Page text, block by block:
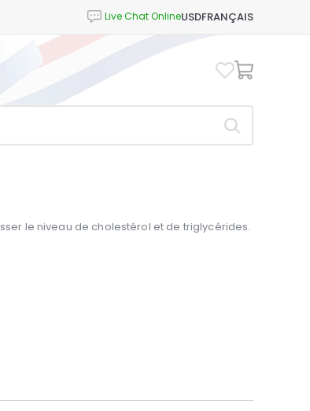
USDFRANÇAIS
le niveau de cholestérol et de triglycérides.